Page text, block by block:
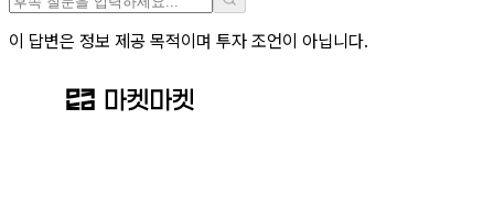
이 답변은 정보 제공 목적이며 투자 조언이 아닙니다.